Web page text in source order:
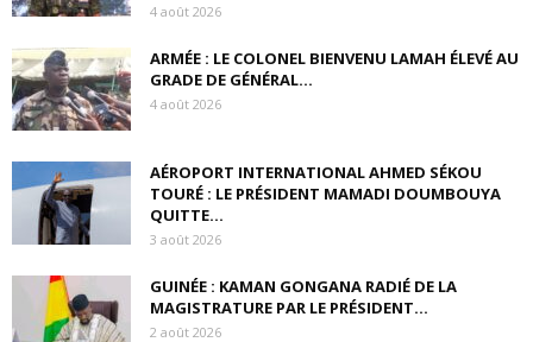
4 août 2026
ARMÉE : LE COLONEL BIENVENU LAMAH ÉLEVÉ AU
GRADE DE GÉNÉRAL...
4 août 2026
AÉROPORT INTERNATIONAL AHMED SÉKOU
TOURÉ : LE PRÉSIDENT MAMADI DOUMBOUYA
QUITTE...
3 août 2026
GUINÉE : KAMAN GONGANA RADIÉ DE LA
MAGISTRATURE PAR LE PRÉSIDENT...
2 août 2026